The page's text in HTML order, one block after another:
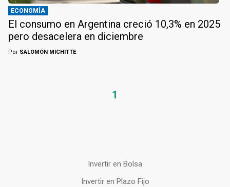
ECONOMÍA
El consumo en Argentina creció 10,3% en 2025
pero desacelera en diciembre
Por SALOMÓN MICHITTE
1
Invertir en Bolsa
Invertir en Plazo Fijo